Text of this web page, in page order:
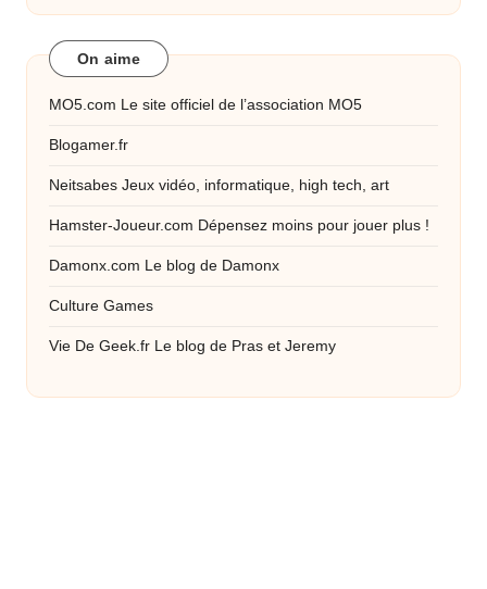
On aime
MO5.com Le site officiel de l’association MO5
Blogamer.fr
Neitsabes Jeux vidéo, informatique, high tech, art
Hamster-Joueur.com Dépensez moins pour jouer plus !
Damonx.com Le blog de Damonx
Culture Games
Vie De Geek.fr Le blog de Pras et Jeremy